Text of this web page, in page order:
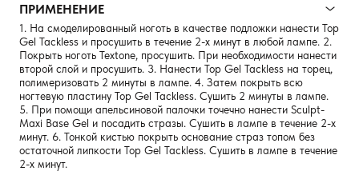
ПРИМЕНЕНИЕ
1. На смоделированный ноготь в качестве подложки нанести Top
Gel Tackless и просушить в течение 2-х минут в любой лампе. 2.
Покрыть ноготь Textone, просушить. При необходимости нанести
второй слой и просушить. 3. Нанести Top Gel Tackless на торец,
полимеризовать 2 минуты в лампе. 4. Затем покрыть всю
ногтевую пластину Top Gel Tackless. Сушить 2 минуты в лампе.
5. При помощи апельсиновой палочки точечно нанести Sculpt-
Maxi Base Gel и посадить стразы. Сушить в лампе в течение 2-х
минут. 6. Тонкой кистью покрыть основание страз топом без
остаточной липкости Top Gel Tackless. Сушить в лампе в течение
2-х минут.